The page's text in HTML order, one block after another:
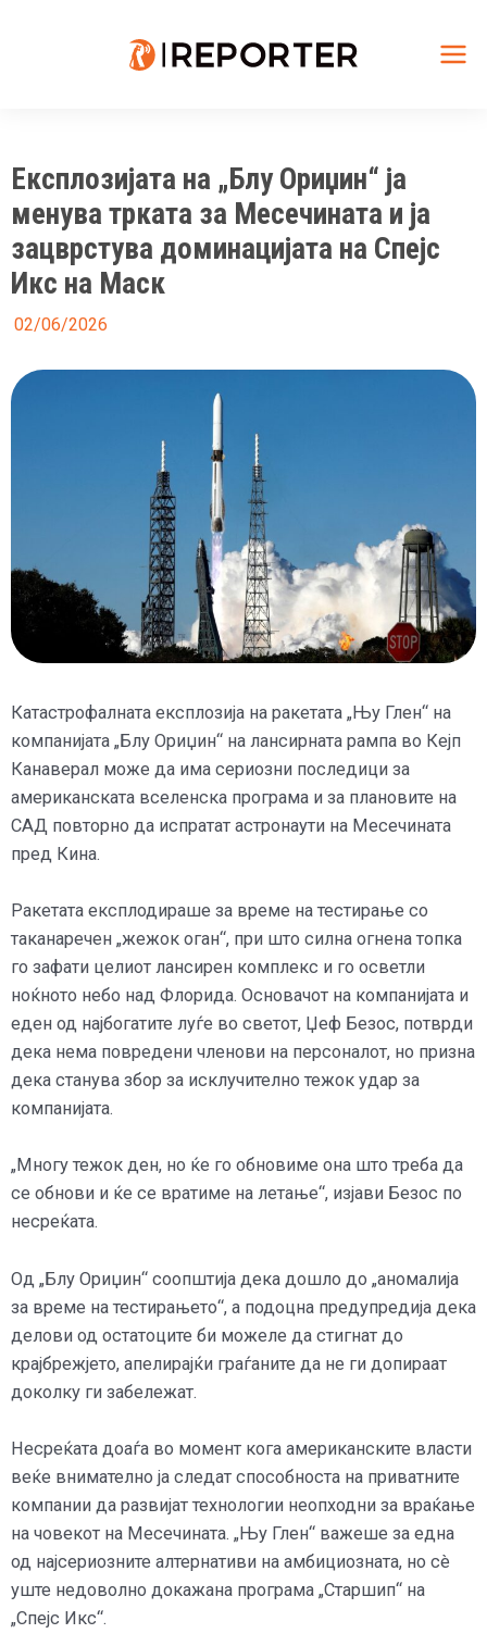
Експлозијата на „Блу Ориџин“ ја
менува трката за Месечината и ја
зацврстува доминацијата на Спејс
Икс на Маск
02/06/2026
Катастрофалната експлозија на ракетата „Њу Глен“ на
компанијата „Блу Ориџин“ на лансирната рампа во Кејп
Канаверал може да има сериозни последици за
американската вселенска програма и за плановите на
САД повторно да испратат астронаути на Месечината
пред Кина.
Ракетата експлодираше за време на тестирање со
таканаречен „жежок оган“, при што силна огнена топка
го зафати целиот лансирен комплекс и го осветли
ноќното небо над Флорида. Основачот на компанијата и
еден од најбогатите луѓе во светот, Џеф Безос, потврди
дека нема повредени членови на персоналот, но призна
дека станува збор за исклучително тежок удар за
компанијата.
„Многу тежок ден, но ќе го обновиме она што треба да
се обнови и ќе се вратиме на летање“, изјави Безос по
несреќата.
Од „Блу Ориџин“ соопштија дека дошло до „аномалија
за време на тестирањето“, а подоцна предупредија дека
делови од остатоците би можеле да стигнат до
крајбрежјето, апелирајќи граѓаните да не ги допираат
доколку ги забележат.
Несреќата доаѓа во момент кога американските власти
веќе внимателно ја следат способноста на приватните
компании да развијат технологии неопходни за враќање
на човекот на Месечината. „Њу Глен“ важеше за една
од најсериозните алтернативи на амбициозната, но сè
уште недоволно докажана програма „Старшип“ на
„Спејс Икс“.